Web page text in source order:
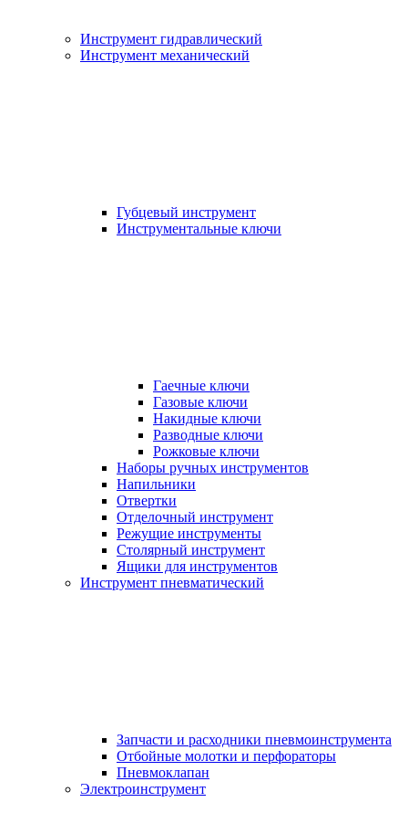
Инструмент гидравлический
Инструмент механический
Губцевый инструмент
Инструментальные ключи
Гаечные ключи
Газовые ключи
Накидные ключи
Разводные ключи
Рожковые ключи
Наборы ручных инструментов
Напильники
Отвертки
Отделочный инструмент
Режущие инструменты
Столярный инструмент
Ящики для инструментов
Инструмент пневматический
Запчасти и расходники пневмоинструмента
Отбойные молотки и перфораторы
Пневмоклапан
Электроинструмент